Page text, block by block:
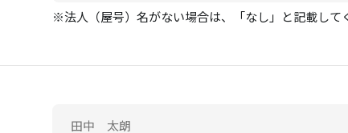
※法人（屋号）名がない場合は、「なし」と記載して